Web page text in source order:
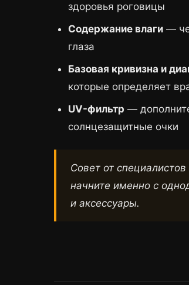
здоровья роговицы
Содержание влаги —
глаза
Базовая кривизна и
которые определяет
UV-фильтр —
солнцезащитные очки
Совет от
начните именно с
и аксессуары.